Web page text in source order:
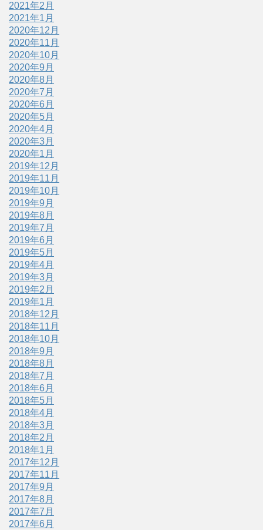
2021年2月
2021年1月
2020年12月
2020年11月
2020年10月
2020年9月
2020年8月
2020年7月
2020年6月
2020年5月
2020年4月
2020年3月
2020年1月
2019年12月
2019年11月
2019年10月
2019年9月
2019年8月
2019年7月
2019年6月
2019年5月
2019年4月
2019年3月
2019年2月
2019年1月
2018年12月
2018年11月
2018年10月
2018年9月
2018年8月
2018年7月
2018年6月
2018年5月
2018年4月
2018年3月
2018年2月
2018年1月
2017年12月
2017年11月
2017年9月
2017年8月
2017年7月
2017年6月